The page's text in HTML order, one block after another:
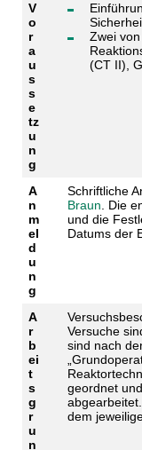
V
o
r
a
u
s
s
e
tz
u
n
g
Zwei
(CT II),
A
n
m
el
d
u
n
g
Schriftliche
Braun. Die
und die
Datums der
A
r
b
ei
t
s
g
r
u
n
Versuche
sind nach
geordnet
dem